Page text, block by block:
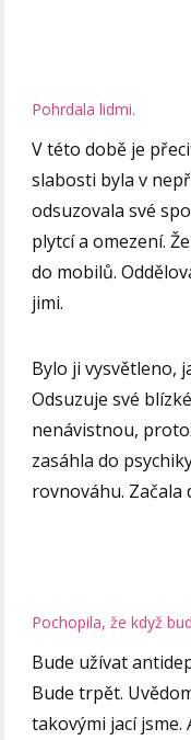
Pohrdala lidmi.
V této době je
slabosti byla v
odsuzovala své
plytcí a omezení.
do mobilů.
jimi.
Bylo ji vysvětleno,
Odsuzuje své
nenávistnou,
zasáhla do
rovnováhu. Začala
Pochopila, že když
Bude užívat
Bude trpět.
takovými jací jsme.